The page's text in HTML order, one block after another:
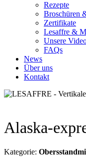
Rezepte
Broschüren
Zertifikate
Lesaffre &
Unsere
FAQs
News
Über uns
Kontakt
Alaska-
Kategorie: